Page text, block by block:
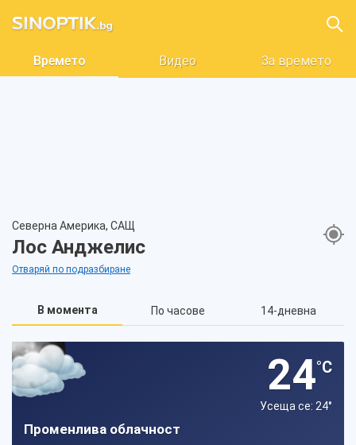
Времето Видео За времето
Северна Америка, САЩ
Лос Анджелис
Отваряй по подразбиране
В момента По часове 14-дневна
24°C
Усеща се: 24°
Променлива облачност